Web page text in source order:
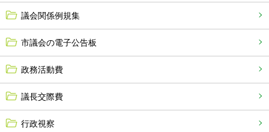
議会関係例規集
市議会の電子公告板
政務活動費
議長交際費
行政視察